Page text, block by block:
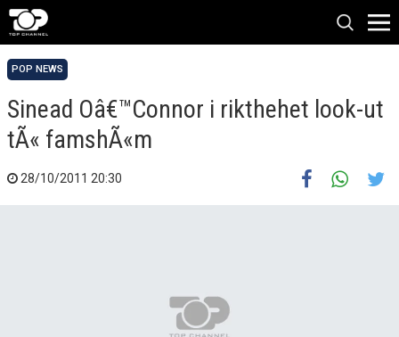
POP NEWS
Sinead Oâ€™Connor i rikthehet look-ut
tÃ« famshÃ«m
28/10/2011 20:30